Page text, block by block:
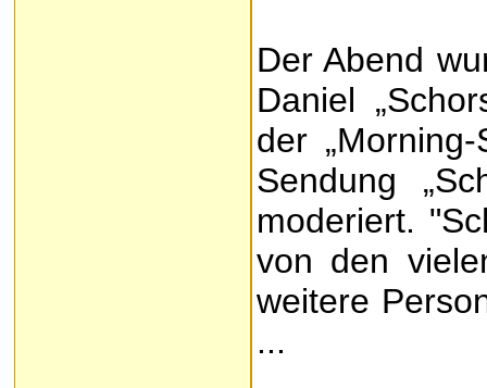
Der Abend
Daniel
der
Sendung
moderiert.
von den
weitere
...